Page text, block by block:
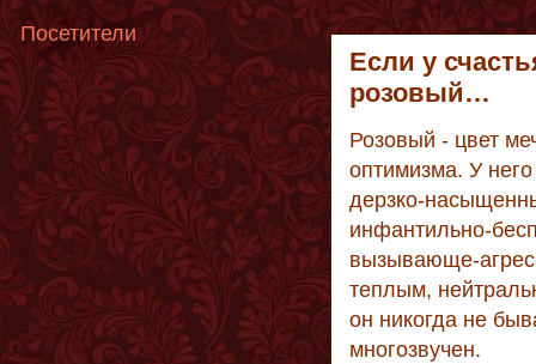
Если у
розовый…
Розовый - цвет
оптимизма. У
дерзко-
инфантильно-
вызывающе-
теплым,
он никогда не
многозвучен.
Посетители